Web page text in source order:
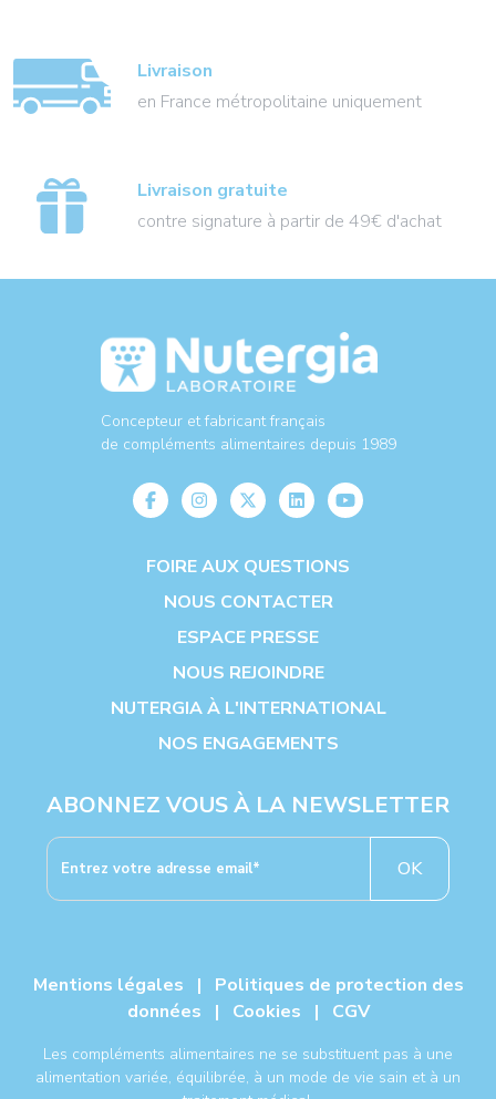
Livraison
en France métropolitaine uniquement
Livraison gratuite
contre signature à partir de 49€ d'achat
Concepteur et fabricant français
de compléments alimentaires depuis 1989
FOIRE AUX QUESTIONS
NOUS CONTACTER
ESPACE PRESSE
NOUS REJOINDRE
NUTERGIA À L'INTERNATIONAL
NOS ENGAGEMENTS
ABONNEZ VOUS À LA NEWSLETTER
OK
Mentions légales |
Politiques de protection des
données
| Cookies | CGV
Les compléments alimentaires ne se substituent pas à une
alimentation variée, équilibrée, à un mode de vie sain et à un